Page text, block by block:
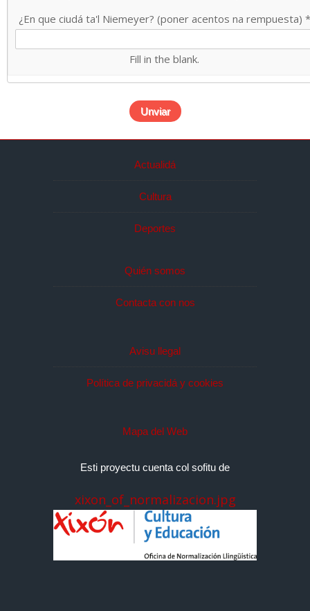
¿En que ciudá ta'l Niemeyer? (poner acentos na rempuesta) *
Fill in the blank.
Actualidá
Cultura
Deportes
Quién somos
Contacta con nos
Avisu llegal
Política de privacidá y cookies
Mapa del Web
Esti proyectu cuenta col sofitu de
xixon_of_normalizacion.jpg